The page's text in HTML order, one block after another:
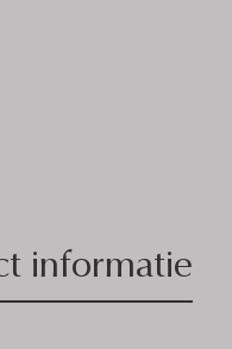
informatie